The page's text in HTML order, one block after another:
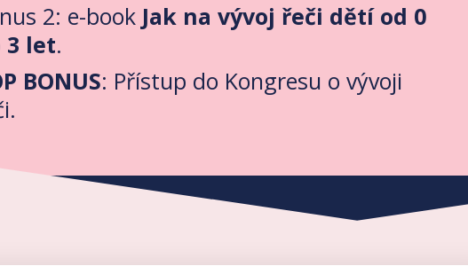
2: e-book Jak na vývoj řeči dětí od 0
3 let.
BONUS: Přístup do Kongresu o vývoji